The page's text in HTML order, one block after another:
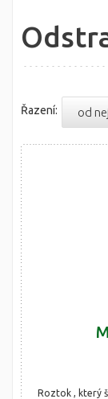
Řazení: od
Roztok , který